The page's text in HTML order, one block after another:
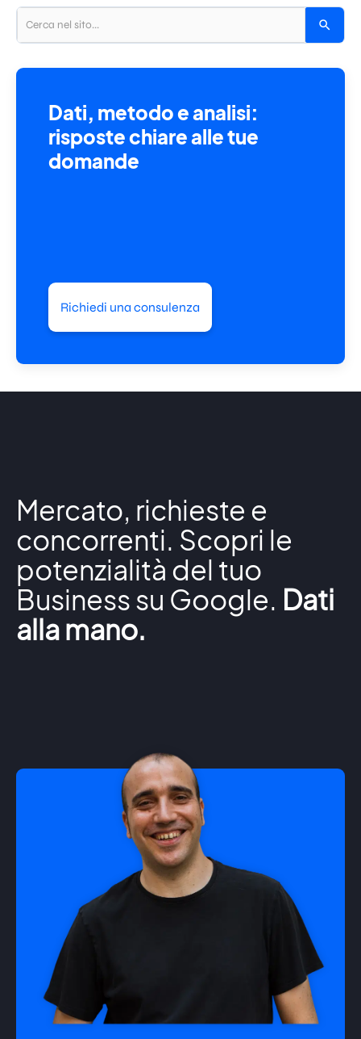
Dati, metodo e analisi:
risposte chiare alle tue
domande
Richiedi una consulenza
Mercato, richieste e
concorrenti. Scopri le
potenzialità del tuo
Business su Google. Dati
alla mano.